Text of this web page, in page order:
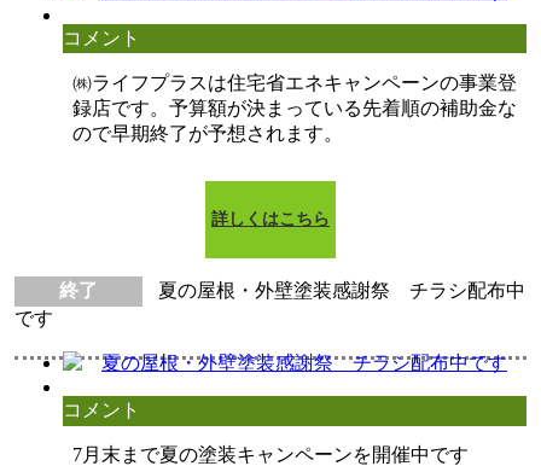
コメント
㈱ライフプラスは住宅省エネキャンペーンの事業登
録店です。予算額が決まっている先着順の補助金な
ので早期終了が予想されます。
詳しくはこちら
終了
夏の屋根・外壁塗装感謝祭 チラシ配布中
です
コメント
7月末まで夏の塗装キャンペーンを開催中です